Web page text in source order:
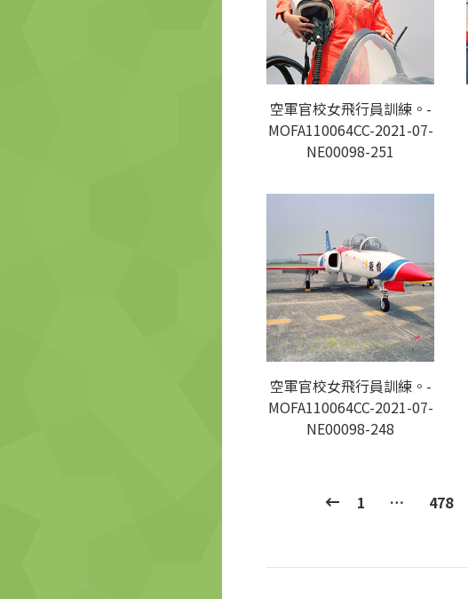
空軍官校女飛行員訓練。-
MOFA110064CC-2021-07-
NE00098-251
空軍官校女飛行員訓練。-
MOFA110064CC-2021-07-
NE00098-248
1 … 478